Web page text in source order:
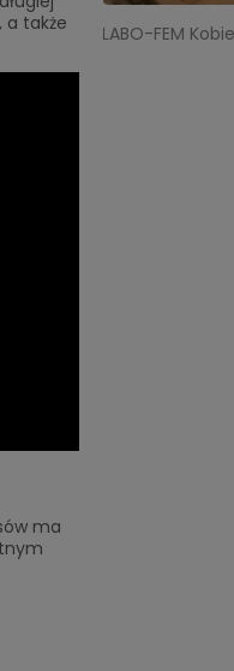
a także
ma
LABO-FEM